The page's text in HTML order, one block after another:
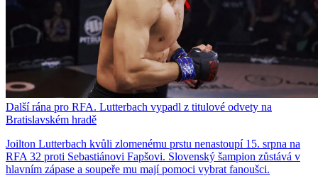
Další rána pro RFA. Lutterbach vypadl z titulové odvety na
Bratislavském hradě
Joilton Lutterbach kvůli zlomenému prstu nenastoupí 15. srpna na
RFA 32 proti Sebastiánovi Fapšovi. Slovenský šampion zůstává v
hlavním zápase a soupeře mu mají pomoci vybrat fanoušci.